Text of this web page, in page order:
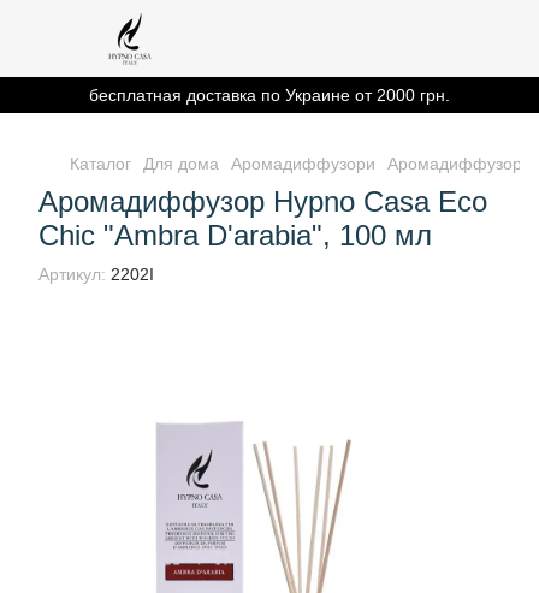
бесплатная доставка по Украине от 2000 грн.
Каталог Для дома Аромадиффузори Аромадиффузор
Аромадиффузор Hypno Casa Eco
Chic "Ambra D'arabia", 100 мл
Артикул: 2202I